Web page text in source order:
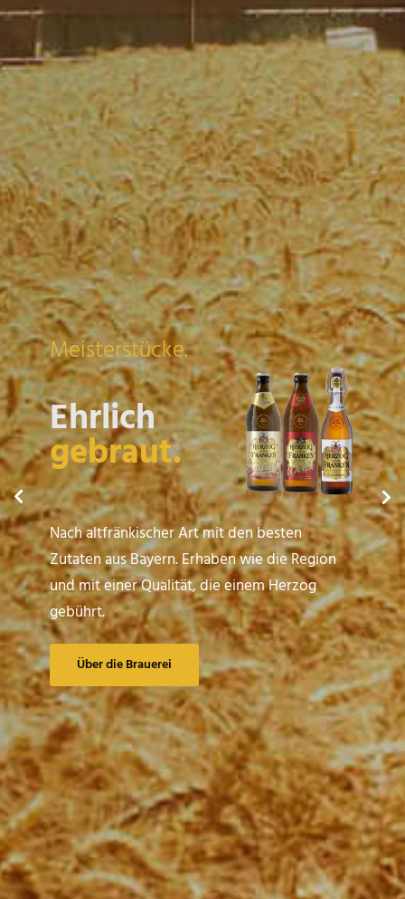
Meisterstücke.
Ehrlich
gebraut.
Nach altfränkischer Art mit den besten
Zutaten aus Bayern. Erhaben wie die Region
und mit einer Qualität, die einem Herzog
gebührt.
Über die Brauerei